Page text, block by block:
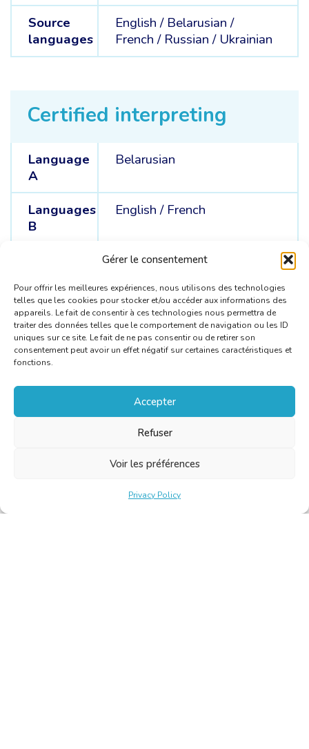
Gérer le consentement
Pour offrir les meilleures expériences, nous utilisons des technologies
telles que les cookies pour stocker et/ou accéder aux informations des
appareils. Le fait de consentir à ces technologies nous permettra de
traiter des données telles que le comportement de navigation ou les ID
uniques sur ce site. Le fait de ne pas consentir ou de retirer son
consentement peut avoir un effet négatif sur certaines caractéristiques et
fonctions.
Accepter
Refuser
Voir les préférences
Privacy Policy
Source
languages
English / Belarusian /
French / Russian / Ukrainian
Certified interpreting
Language
A
Belarusian
Languages
B
English / French
Polish /Ukrainian